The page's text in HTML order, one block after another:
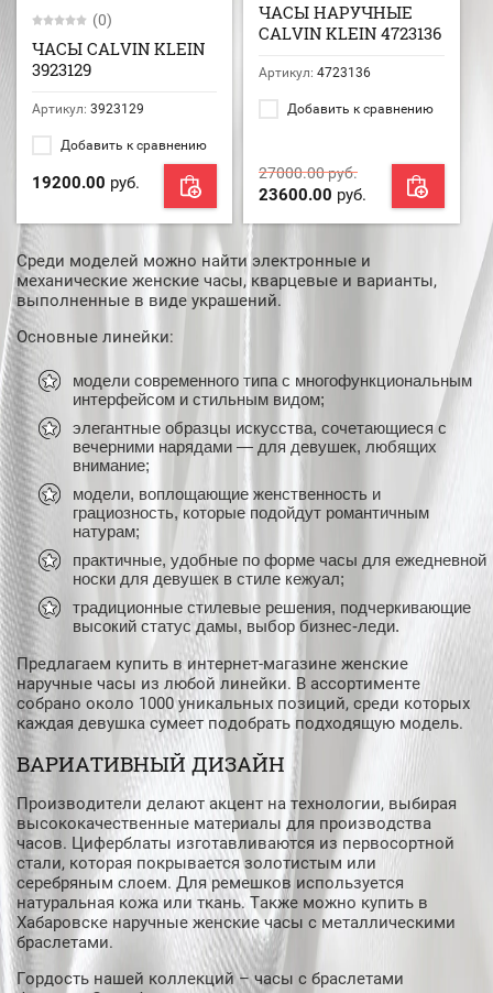
(0)
ЧАСЫ CALVIN KLEIN
3923129
Артикул: 3923129
Добавить к сравнению
19200.00 руб.
ЧАСЫ НАРУЧНЫЕ
CALVIN KLEIN 4723136
Артикул: 4723136
Добавить к сравнению
27000.00руб.
23600.00 руб.
Среди моделей можно найти электронные и
механические женские часы, кварцевые и варианты,
выполненные в виде украшений.
Основные линейки:
модели современного типа с многофункциональным
интерфейсом и стильным видом;
элегантные образцы искусства, сочетающиеся с
вечерними нарядами — для девушек, любящих
внимание;
модели, воплощающие женственность и
грациозность, которые подойдут романтичным
натурам;
практичные, удобные по форме часы для ежедневной
носки для девушек в стиле кежуал;
традиционные стилевые решения, подчеркивающие
высокий статус дамы, выбор бизнес-леди.
Предлагаем купить в интернет-магазине женские
наручные часы из любой линейки. В ассортименте
собрано около 1000 уникальных позиций, среди которых
каждая девушка сумеет подобрать подходящую модель.
ВАРИАТИВНЫЙ ДИЗАЙН
Производители делают акцент на технологии, выбирая
высококачественные материалы для производства
часов. Циферблаты изготавливаются из первосортной
стали, которая покрывается золотистым или
серебряным слоем. Для ремешков используется
натуральная кожа или ткань. Также можно купить в
Хабаровске наручные женские часы с металлическими
браслетами.
Гордость нашей коллекций – часы с браслетами